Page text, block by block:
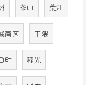
茶山 荒江
南区 干隈
町 稲光